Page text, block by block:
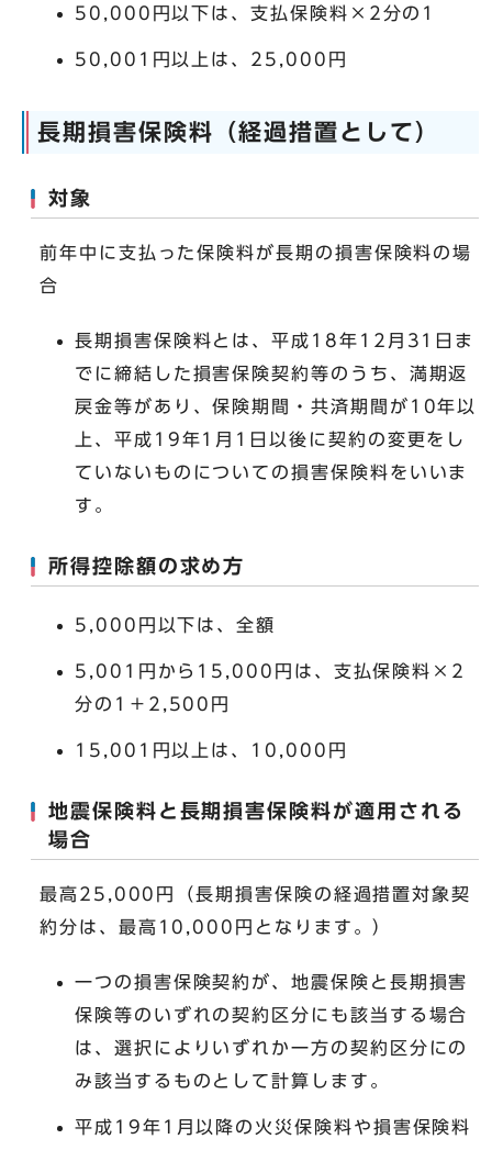
50,000円以下は、支払保険料×2分の1
50,001円以上は、25,000円
長期損害保険料（経過措置として）
対象
前年中に支払った保険料が長期の損害保険料の場
合
長期損害保険料とは、平成18年12月31日ま
でに締結した損害保険契約等のうち、満期返
戻金等があり、保険期間・共済期間が10年以
上、平成19年1月1日以後に契約の変更をし
ていないものについての損害保険料をいいま
す。
所得控除額の求め方
5,000円以下は、全額
5,001円から15,000円は、支払保険料×2
分の1＋2,500円
15,001円以上は、10,000円
地震保険料と長期損害保険料が適用される
場合
最高25,000円（長期損害保険の経過措置対象契
約分は、最高10,000円となります。）
一つの損害保険契約が、地震保険と長期損害
保険等のいずれの契約区分にも該当する場合
は、選択によりいずれか一方の契約区分にの
み該当するものとして計算します。
平成19年1月以降の火災保険料や損害保険料